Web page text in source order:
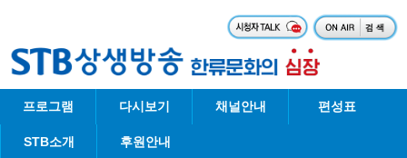
프로그램 다시보기 채널안내 편성표
STB소개 후원안내